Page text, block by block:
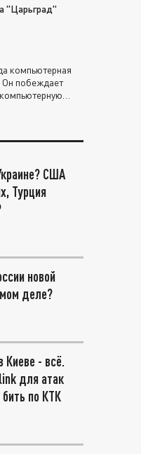
"Царьград"
компьютерная
Он побеждает
США
Турция
новой
деле?
Киеве - всё.
для атак
бить по КТК